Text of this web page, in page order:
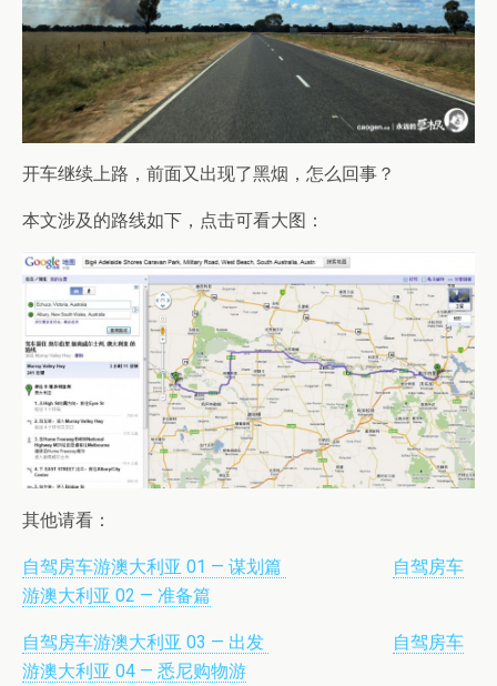
开车继续上路，前面又出现了黑烟，怎么回事？
本文涉及的路线如下，点击可看大图：
其他请看：
自驾房车游澳大利亚 01 — 谋划篇
自驾房车
游澳大利亚 02 — 准备篇
自驾房车游澳大利亚 03 — 出发
自驾房车
游澳大利亚 04 — 悉尼购物游